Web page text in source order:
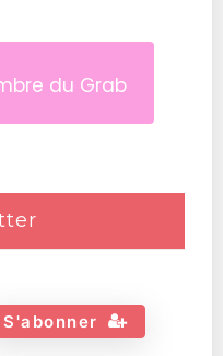
du Grab
S'abonner